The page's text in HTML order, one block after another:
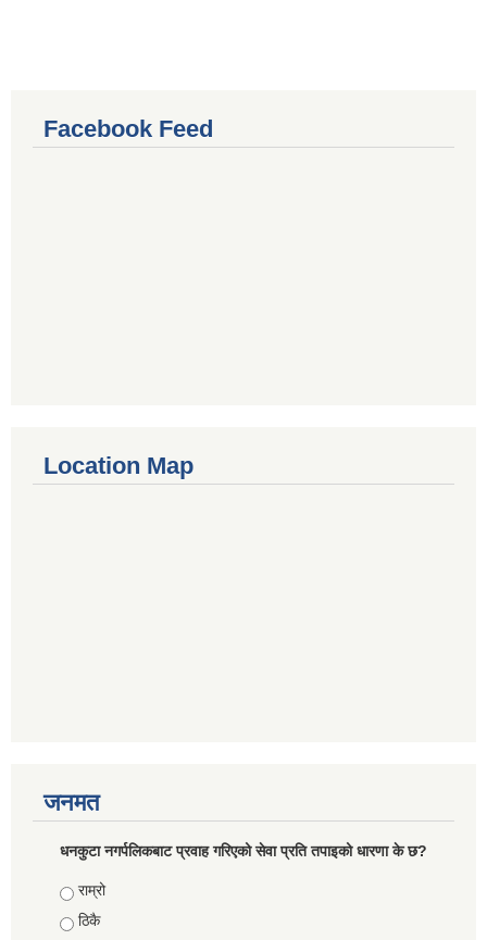
Facebook Feed
Location Map
जनमत
धनकुटा नगर्पलिकबाट प्रवाह गरिएको सेवा प्रति तपाइको धारणा के छ?
Choices
राम्रो
ठिकै